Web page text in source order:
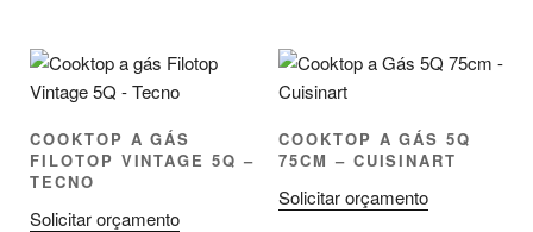
COOKTOP A GÁS
FILOTOP VINTAGE 5Q –
TECNO
Solicitar orçamento
COOKTOP A GÁS 5Q
75CM – CUISINART
Solicitar orçamento